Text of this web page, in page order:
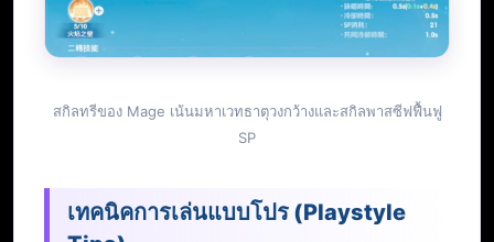
สกิลทรีของ Mage เน้นมหาเวทธาตุวงกว้างและสกิลพาสซีฟฟื้นฟู
SP
เทคนิคการเล่นแบบโปร (Playstyle